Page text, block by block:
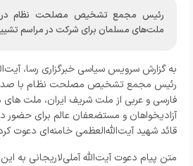
رئیس مجمع تشخیص مصلحت نظام در
ملت‌های مسلمان برای شرکت در مراسم
به گزارش سرویس سیاسی خبرگزاری رسا،‌
رئیس مجمع تشخیص مصلحت نظام با صدور
فارسی و عربی از ملت شریف ایران، ملت
آزادیخواهان و مستضعفان عالم برای حضور
قائد شهید آیت‌الله‌العظمی خامنه‌ای دعوت
متن پیام دعوت آیت‌الله آملی‌لاریجانی به